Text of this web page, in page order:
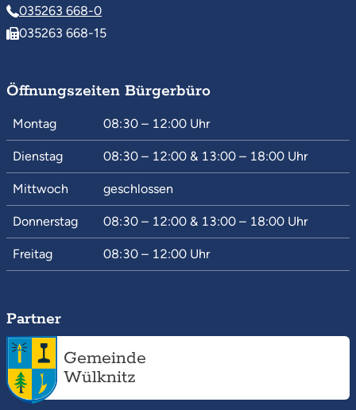
035263 668-0
035263 668-15
Öffnungszeiten Bürgerbüro
Montag 08:30 – 12:00 Uhr
Dienstag 08:30 – 12:00 & 13:00 – 18:00 Uhr
Mittwoch geschlossen
Donnerstag 08:30 – 12:00 & 13:00 – 18:00 Uhr
Freitag 08:30 – 12:00 Uhr
Partner
Gemeinde
Wülknitz